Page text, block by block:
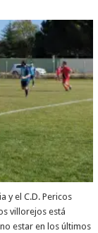
y el C.D. Pericos
villorejos está
estar en los últimos